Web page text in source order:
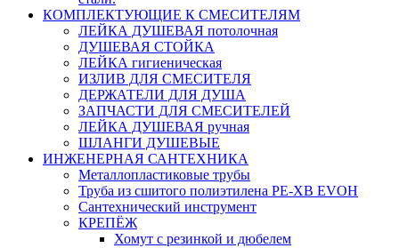
КОМПЛЕКТУЮЩИЕ К СМЕСИТЕЛЯМ
ЛЕЙКА ДУШЕВАЯ потолочная
ДУШЕВАЯ СТОЙКА
ЛЕЙКА гигиеническая
ИЗЛИВ ДЛЯ СМЕСИТЕЛЯ
ДЕРЖАТЕЛИ ДЛЯ ДУША
ЗАПЧАСТИ ДЛЯ СМЕСИТЕЛЕЙ
ЛЕЙКА ДУШЕВАЯ ручная
ШЛАНГИ ДУШЕВЫЕ
ИНЖЕНЕРНАЯ САНТЕХНИКА
Металлопластиковые трубы
Труба из сшитого полиэтилена PE-XB EVOH
Сантехнический инструмент
КРЕПЁЖ
Хомут с резинкой и дюбелем